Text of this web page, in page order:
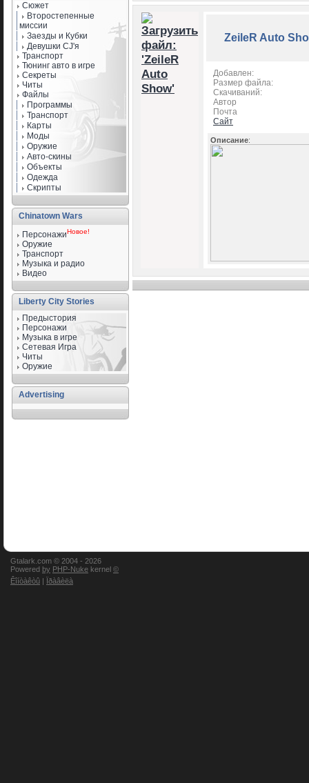
Сюжет
Второстепенные
миссии
Заезды и Кубки
Девушки CJ'я
Транспорт
Тюнинг авто в игре
Секреты
Читы
Файлы
Программы
Транспорт
Карты
Моды
Оружие
Авто-скины
Объекты
Одежда
Скрипты
Chinatown Wars
ПерсонажиНовое!
Оружие
Транспорт
Музыка и радио
Видео
Liberty City Stories
Предыстория
Персонажи
Музыка в игре
Сетевая Игра
Читы
Оружие
Advertising
ZeileR Auto
Добавлен:
Размер файла:
Скачиваний:
Автор
Почта
Сайт
Описание:
Gtalark.com © 2004 - 2026
Powered by PHP-Nuke kernel ©
Êîíòàêòû | Ïðàâèëà